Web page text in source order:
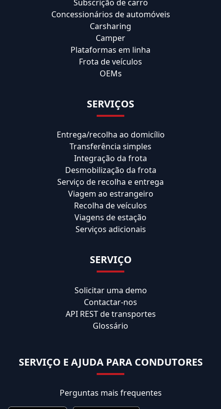
Subscrição de carro
Concessionários de automóveis
Carsharing
Camper
Plataformas em linha
Frota de veículos
OEMs
SERVIÇOS
Entrega/recolha ao domicílio
Transferência simples
Integração da frota
Desmobilização da frota
Serviço de recolha e entrega
Viagem ao estrangeiro
Recolha de veículos
Viagens de estação
Serviços adicionais
SERVIÇO
Solicitar uma demo
Contactar-nos
API REST de transportes
Glossário
SERVIÇO E AJUDA PARA CONDUTORES
Perguntas mais frequentes